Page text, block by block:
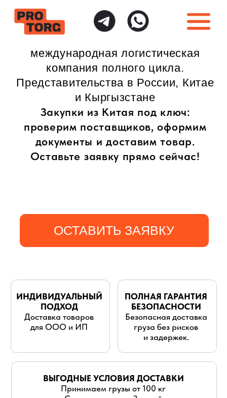
Представительства в России, Китае
и Кыргызстане
Закупки из Китая под ключ:
проверим поставщиков, оформим
документы и доставим товар.
Оставьте заявку прямо сейчас!
ОСТАВИТЬ ЗАЯВКУ
Срок доставки от 3х дней
Стоимость от 0.7 $/кг
Безопасная доставка
груза без рисков
Доставка товаров
для ООО и ИП